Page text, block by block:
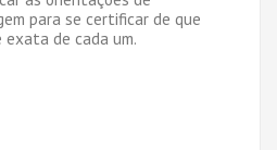
para se certificar de que
de cada um.